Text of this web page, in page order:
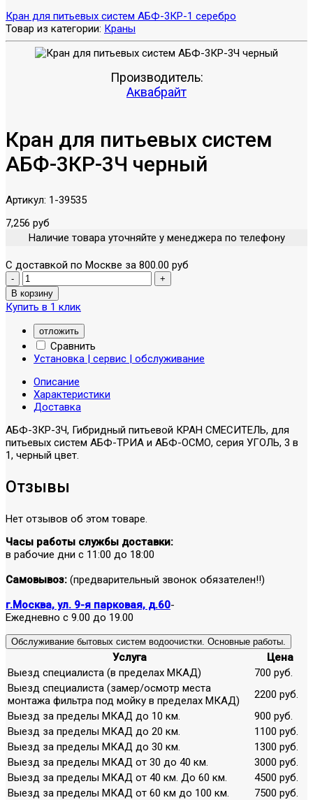
Кран для питьевых систем АБФ-3КР-1 серебро
Товар из категории: Краны
Производитель:
Аквабрайт
Кран для питьевых систем
АБФ-3КР-3Ч черный
Артикул: 1-39535
7,256 руб
Наличие товара уточняйте у менеджера по телефону
С доставкой по Москве за 800.00 руб
Купить в 1 клик
отложить
Сравнить
Установка | сервис | обслуживание
Описание
Характеристики
Доставка
АБФ-3КР-3Ч, Гибридный питьевой КРАН СМЕСИТЕЛЬ, для
питьевых систем АБФ-ТРИА и АБФ-ОСМО, серия УГОЛЬ, 3 в
1, черный цвет.
Отзывы
Нет отзывов об этом товаре.
Часы работы службы доставки:
в рабочие дни с 11:00 до 18:00
Самовывоз: (предварительный звонок обязателен!!)
г.Москва, ул. 9-я парковая, д.60-
Ежедневно с 9.00 до 19.00
Обслуживание бытовых систем водоочистки. Основные работы.
Услуга
Цена
Выезд специалиста (в пределах МКАД)
700 руб.
Выезд специалиста (замер/осмотр места
монтажа фильтра под мойку в пределах МКАД)
2200 руб.
Выезд за пределы МКАД до 10 км.
900 руб.
Выезд за пределы МКАД до 20 км.
1100 руб.
Выезд за пределы МКАД до 30 км.
1300 руб.
Выезд за пределы МКАД от 30 до 40 км.
3000 руб.
Выезд за пределы МКАД от 40 км. До 60 км.
4500 руб.
Выезд за пределы МКАД от 60 км до 100 км.
7500 руб.